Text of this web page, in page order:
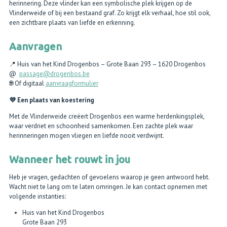
herinnering. Deze vlinder kan een symbolische plek krijgen op de
Vlinderweide of bij een bestaand graf. Zo krijgt elk verhaal, hoe stil ook,
een zichtbare plaats van liefde en erkenning.
Aanvragen
📍 Huis van het Kind Drogenbos – Grote Baan 293 – 1620 Drogenbos
@ passage@drogenbos.be
🌐 Of digitaal aanvraagformulier
💜Een plaats van koestering
Met de Vlinderweide creëert Drogenbos een warme herdenkingsplek,
waar verdriet en schoonheid samenkomen. Een zachte plek waar
herinneringen mogen vliegen en liefde nooit verdwijnt.
Wanneer het rouwt in jou
Heb je vragen, gedachten of gevoelens waarop je geen antwoord hebt.
Wacht niet te lang om te laten omringen. Je kan contact opnemen met
volgende instanties:
Huis van het Kind Drogenbos
Grote Baan 293